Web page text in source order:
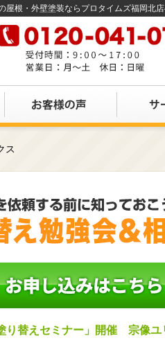
根・外壁塗装ならプロタイムズ福岡北
ス
り替えセミナー」開催 宗像ユ